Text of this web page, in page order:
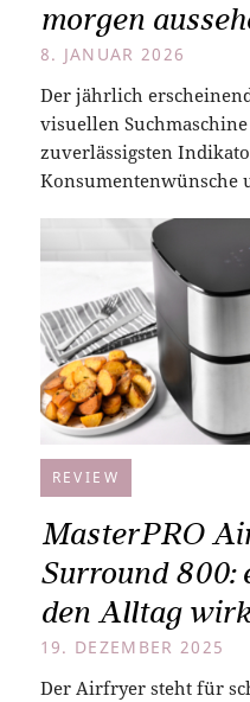
morgen
8. JANUAR 2026
Der jährlich
visuellen
zuverlässigsten
Konsumentenwünsche
REVIEW
MasterPRO
Surround
den Alltag
19. DEZEMBER 2025
Der Airfryer steht für